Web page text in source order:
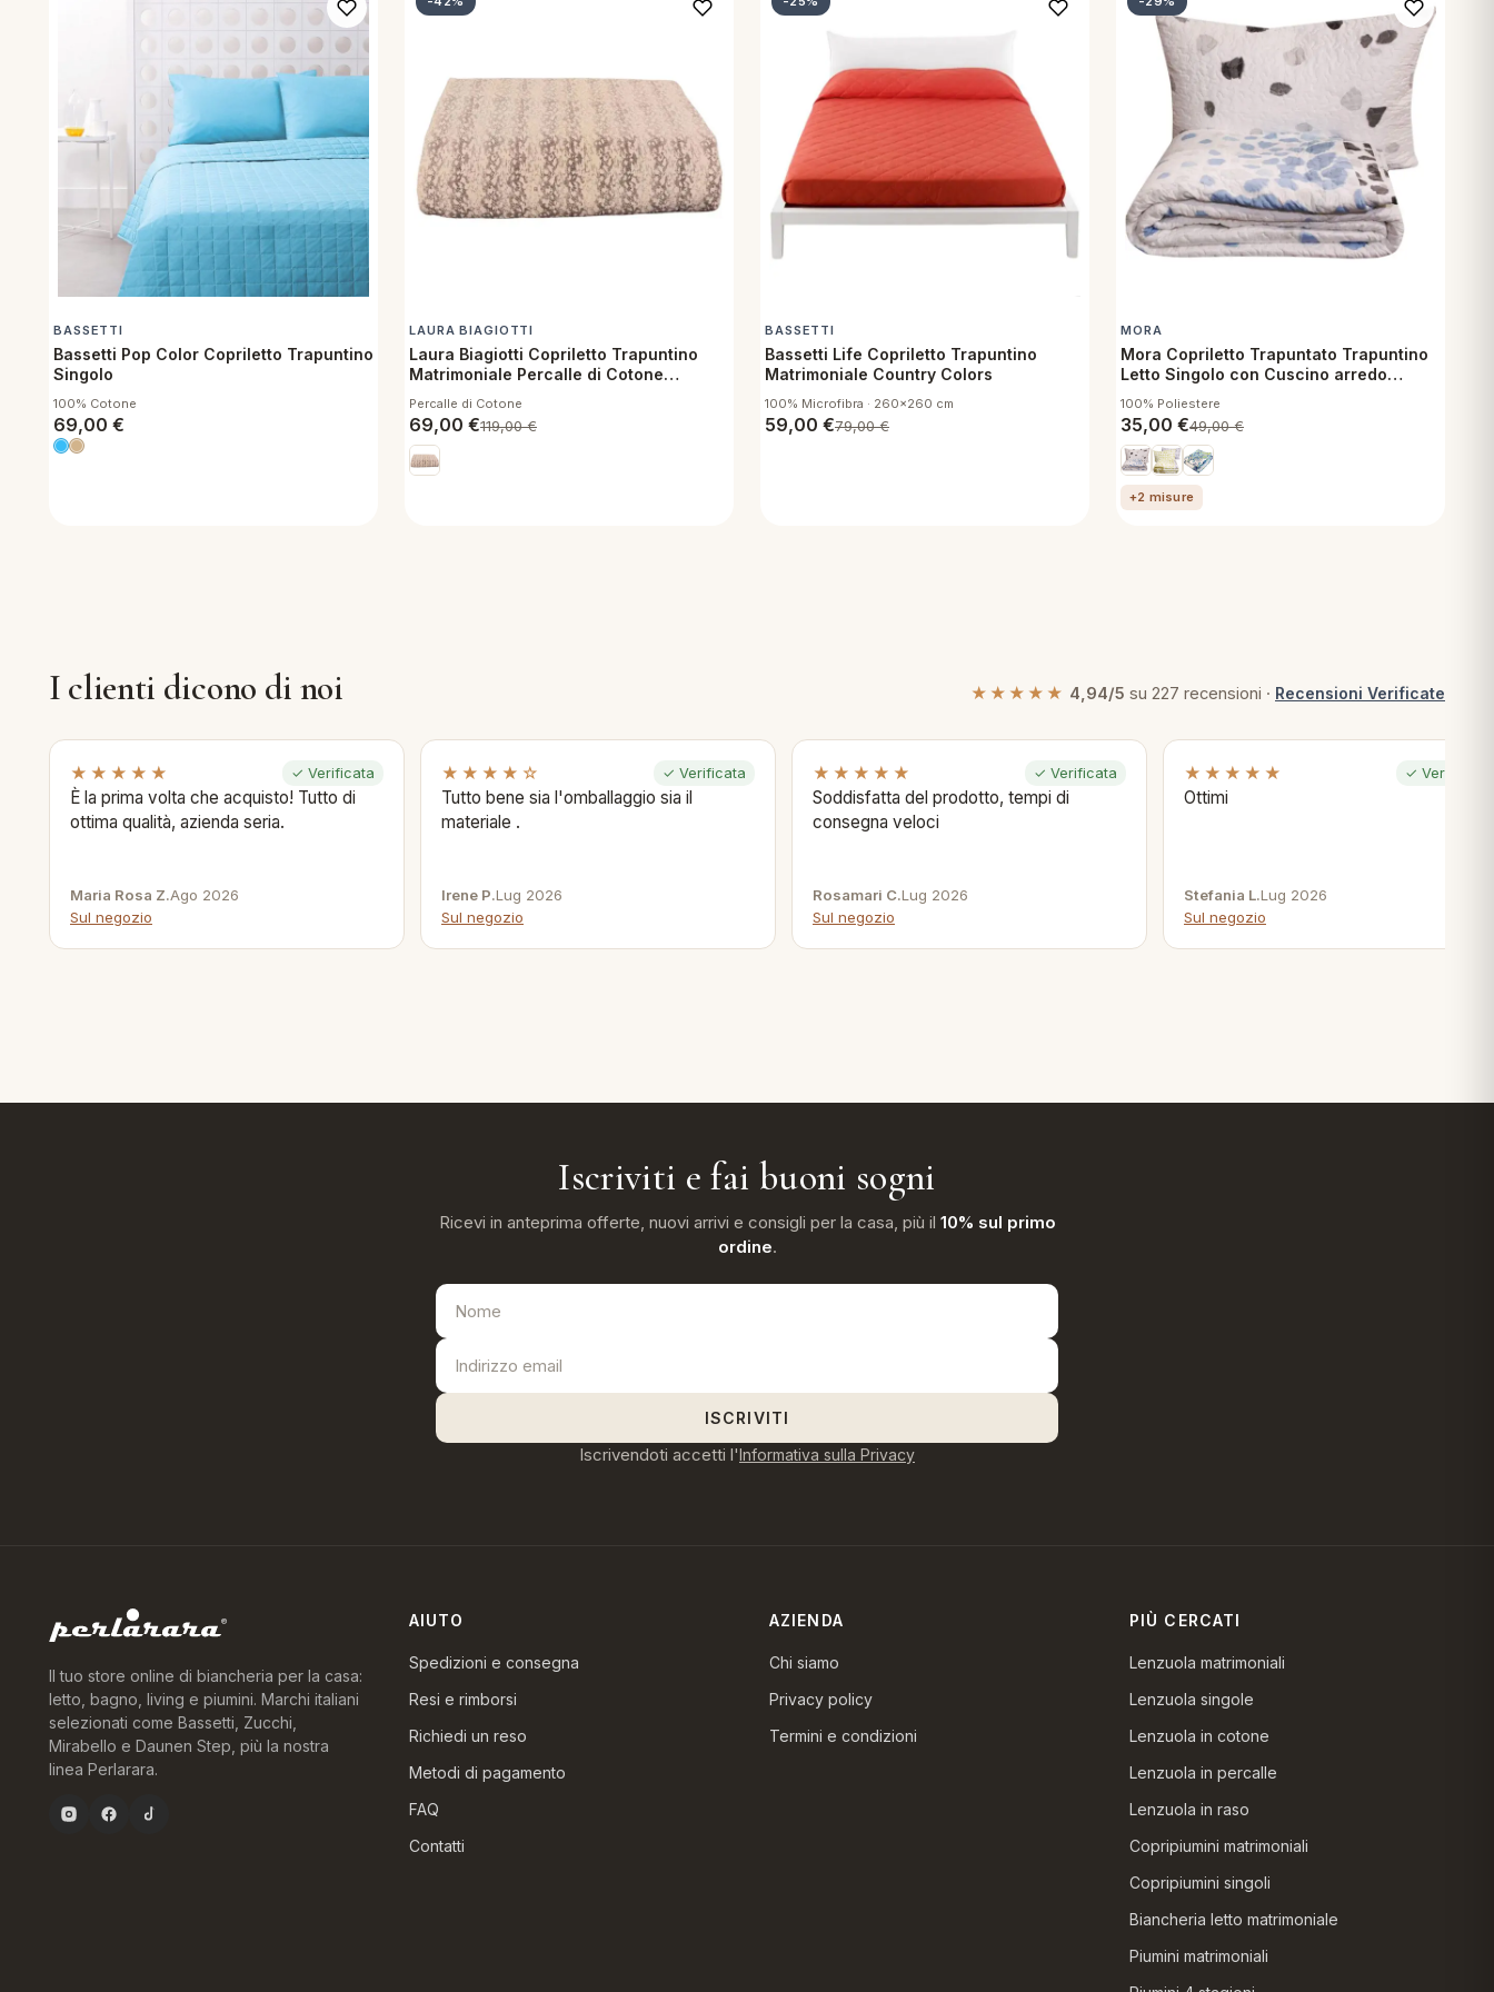
BASSETTI
Bassetti Pop Color Copriletto Trapuntino
Singolo
100% Cotone
69,00 €
LAURA BIAGIOTTI
Laura Biagiotti Copriletto Trapuntino
Matrimoniale Percalle di Cotone
Percalle di Cotone
69,00 €119,00€
BASSETTI
Bassetti Life Copriletto Trapuntino
Matrimoniale Country Colors
100% Microfibra · 260x260 cm
59,00 €79,00€
MORA
Mora Copriletto Trapuntato Trapuntino
Letto Singolo con Cuscino arredo
100% Poliestere
35,00 €49,00€
+2 misure
I clienti dicono di noi ★★★★★ 4,94/5 su 227 recensioni · Recensioni Verificate
★★★★★ ✓ Verificata
È la prima volta che acquisto! Tutto di
ottima qualità, azienda seria.
Maria Rosa Z.Ago 2026
Sul negozio
★★★★☆ ✓ Verificata
Tutto bene sia l'omballaggio sia il
materiale .
Irene P.Lug 2026
Sul negozio
★★★★★ ✓ Verificata
Soddisfatta del prodotto, tempi di
consegna veloci
Rosamari C.Lug 2026
Sul negozio
★★★★★ ✓ Verificata
Ottimi
Stefania L.Lug 2026
Sul negozio
Iscriviti e fai buoni sogni
Ricevi in anteprima offerte, nuovi arrivi e consigli per la casa, più il 10% sul primo
ordine.
ISCRIVITI
Iscrivendoti accetti l'Informativa sulla Privacy
Il tuo store online di biancheria per la casa:
letto, bagno, living e piumini. Marchi italiani
selezionati come Bassetti, Zucchi,
Mirabello e Daunen Step, più la nostra
linea Perlarara.
AIUTO
Spedizioni e consegna
Resi e rimborsi
Richiedi un reso
Metodi di pagamento
FAQ
Contatti
AZIENDA
Chi siamo
Privacy policy
Termini e condizioni
PIÙ CERCATI
Lenzuola matrimoniali
Lenzuola singole
Lenzuola in cotone
Lenzuola in percalle
Lenzuola in raso
Copripiumini matrimoniali
Copripiumini singoli
Biancheria letto matrimoniale
Piumini matrimoniali